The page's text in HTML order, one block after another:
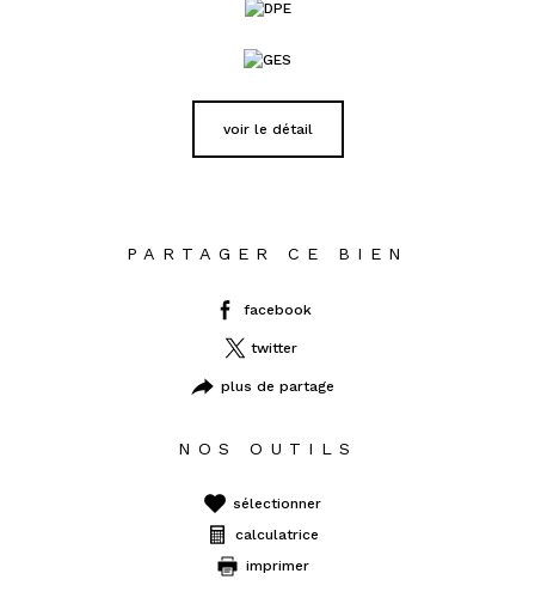
voir le détail
PARTAGER CE BIEN
facebook
twitter
plus de partage
NOS OUTILS
sélectionner
calculatrice
imprimer